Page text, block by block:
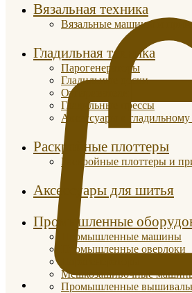
Вязальная техника
Вязальные машины и
Гладильная техника
Парогенераторы
Гладильные доски
Отпариватели
Гладильные прессы
Аксессуары к гладильному
Раскройные плоттеры
Раскройные плоттеры и
Аксессуары для шитья
Промышленные
Промышленные машины
Промышленные оверлоки
Мешкозашивочные
Промышленные